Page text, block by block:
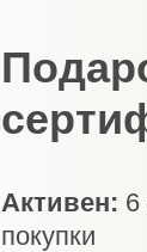
Активен: 6
покупки